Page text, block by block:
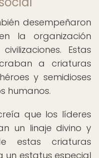
desempeñaron
la organización
Estas
a criaturas
y semidioses
humanos.
que los líderes
un linaje divino y
estas criaturas
un estatus especial